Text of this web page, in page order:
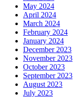
May 2024
April 2024
March 2024
February 2024
January 2024
December 2023
November 2023
October 2023
September 2023
August 2023
July 2023